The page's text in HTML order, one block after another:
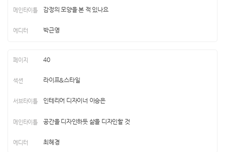
감정의 모양을 본 적 있나요
박근영
40
라이프&스타일
인테리어 디자이너 이승은
공간을 디자인하듯 삶을 디자인할 것
최혜경